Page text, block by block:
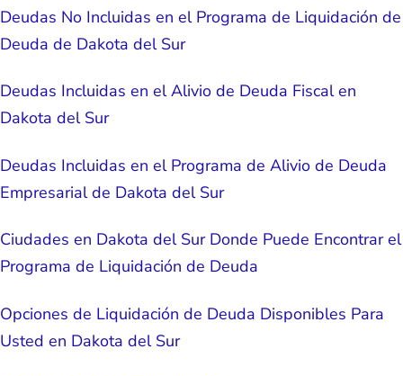
Deudas No Incluidas en el Programa de Liquidación de
Deuda de Dakota del Sur
Deudas Incluidas en el Alivio de Deuda Fiscal en
Dakota del Sur
Deudas Incluidas en el Programa de Alivio de Deuda
Empresarial de Dakota del Sur
Ciudades en Dakota del Sur Donde Puede Encontrar el
Programa de Liquidación de Deuda
Opciones de Liquidación de Deuda Disponibles Para
Usted en Dakota del Sur